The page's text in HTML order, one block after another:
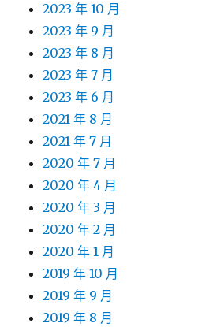
2023 年 10 月
2023 年 9 月
2023 年 8 月
2023 年 7 月
2023 年 6 月
2021 年 8 月
2021 年 7 月
2020 年 7 月
2020 年 4 月
2020 年 3 月
2020 年 2 月
2020 年 1 月
2019 年 10 月
2019 年 9 月
2019 年 8 月